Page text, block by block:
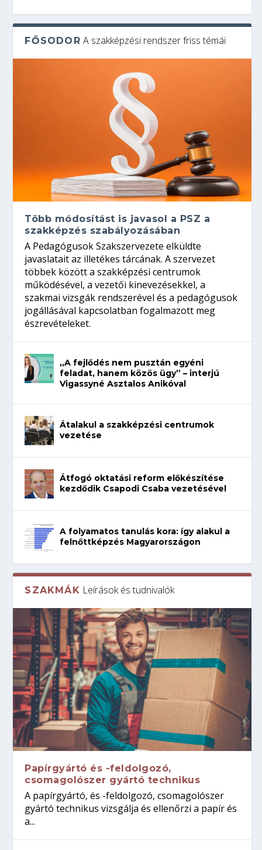
FŐSODOR A szakképzési rendszer friss témái
Több módosítást is javasol a PSZ a
szakképzés szabályozásában
A Pedagógusok Szakszervezete elküldte
javaslatait az illetékes tárcának. A szervezet
többek között a szakképzési centrumok
működésével, a vezetői kinevezésekkel, a
szakmai vizsgák rendszerével és a pedagógusok
jogállásával kapcsolatban fogalmazott meg
észrevételeket.
„A fejlődés nem pusztán egyéni
feladat, hanem közös ügy” – interjú
Vigassyné Asztalos Anikóval
Átalakul a szakképzési centrumok
vezetése
Átfogó oktatási reform előkészítése
kezdődik Csapodi Csaba vezetésével
A folyamatos tanulás kora: így alakul a
felnőttképzés Magyarországon
SZAKMÁK Leírások és tudnivalók
Papírgyártó és -feldolgozó,
csomagolószer gyártó technikus
A papírgyártó, és -feldolgozó, csomagolószer
gyártó technikus vizsgálja és ellenőrzi a papír és
a...